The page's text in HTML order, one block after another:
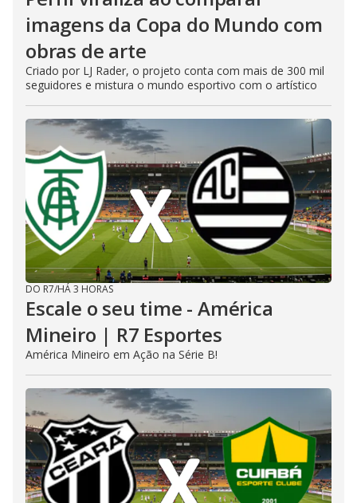
imagens da Copa do Mundo com
obras de arte
Criado por LJ Rader, o projeto conta com mais de 300 mil
seguidores e mistura o mundo esportivo com o artístico
DO R7/HÁ 3 HORAS
Escale o seu time - América
Mineiro | R7 Esportes
América Mineiro em Ação na Série B!